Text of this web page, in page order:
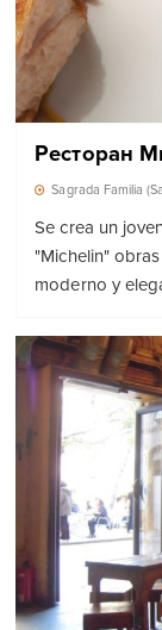
Ресторан
Sagrada Familia
Se crea un
"Michelin"
moderno y